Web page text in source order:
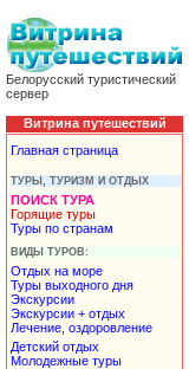
Белорусский туристический
сервер
Витрина путешествий
Главная страница
ТУРЫ, ТУРИЗМ И ОТДЫХ
ПОИСК ТУРА
Горящие туры
Туры по странам
ВИДЫ ТУРОВ:
Отдых на море
Туры выходного дня
Экскурсии
Экскурсии + отдых
Лечение, оздоровление
Детский отдых
Молодежные туры